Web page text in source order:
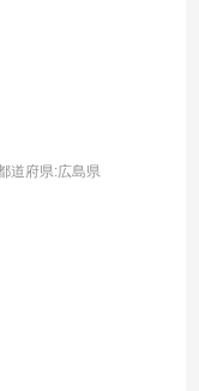
道府県:広島県